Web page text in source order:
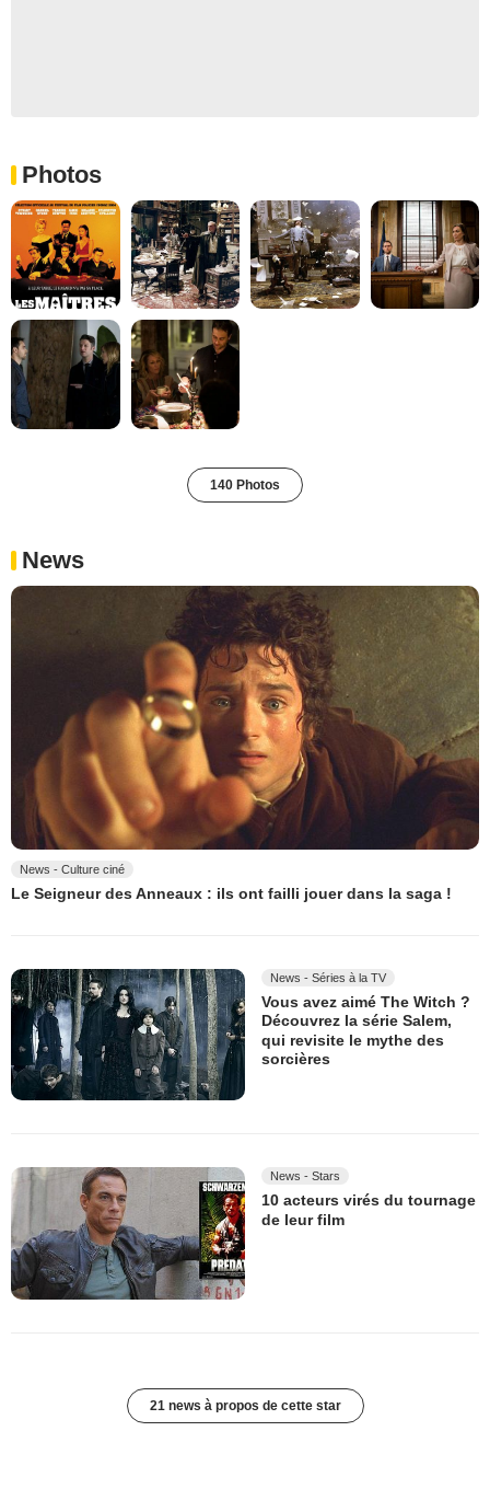
Photos
140 Photos
News
News - Culture ciné
Le Seigneur des Anneaux : ils ont failli jouer dans la saga !
News - Séries à la TV
Vous avez aimé The Witch ?
Découvrez la série Salem,
qui revisite le mythe des
sorcières
News - Stars
10 acteurs virés du tournage
de leur film
21 news à propos de cette star